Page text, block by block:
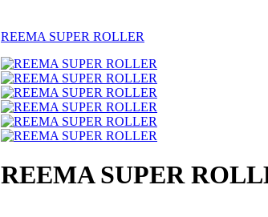
REEMA SUPER ROLLER
REEMA SUPER